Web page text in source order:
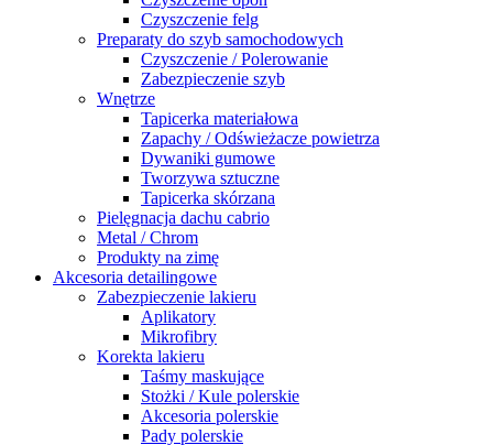
Czyszczenie felg
Preparaty do szyb samochodowych
Czyszczenie / Polerowanie
Zabezpieczenie szyb
Wnętrze
Tapicerka materiałowa
Zapachy / Odświeżacze powietrza
Dywaniki gumowe
Tworzywa sztuczne
Tapicerka skórzana
Pielęgnacja dachu cabrio
Metal / Chrom
Produkty na zimę
Akcesoria detailingowe
Zabezpieczenie lakieru
Aplikatory
Mikrofibry
Korekta lakieru
Taśmy maskujące
Stożki / Kule polerskie
Akcesoria polerskie
Pady polerskie